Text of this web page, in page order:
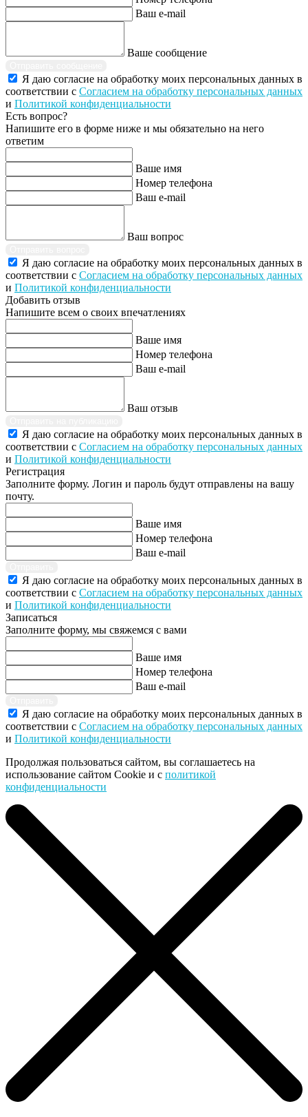
Ваш e-mail
Ваше сообщение
Я даю согласие на обработку моих персональных данных в
соответствии с Согласием на обработку персональных данных
и Политикой конфиденциальности
Есть вопрос?
Напишите его в форме ниже и мы обязательно на него
ответим
Ваше имя
Номер телефона
Ваш e-mail
Ваш вопрос
Я даю согласие на обработку моих персональных данных в
соответствии с Согласием на обработку персональных данных
и Политикой конфиденциальности
Добавить отзыв
Напишите всем о своих впечатлениях
Ваше имя
Номер телефона
Ваш e-mail
Ваш отзыв
Я даю согласие на обработку моих персональных данных в
соответствии с Согласием на обработку персональных данных
и Политикой конфиденциальности
Регистрация
Заполните форму. Логин и пароль будут отправлены на вашу
почту.
Ваше имя
Номер телефона
Ваш e-mail
Я даю согласие на обработку моих персональных данных в
соответствии с Согласием на обработку персональных данных
и Политикой конфиденциальности
Записаться
Заполните форму, мы свяжемся с вами
Ваше имя
Номер телефона
Ваш e-mail
Я даю согласие на обработку моих персональных данных в
соответствии с Согласием на обработку персональных данных
и Политикой конфиденциальности
Продолжая пользоваться сайтом, вы соглашаетесь на
использование сайтом Cookie и с политикой
конфиденциальности